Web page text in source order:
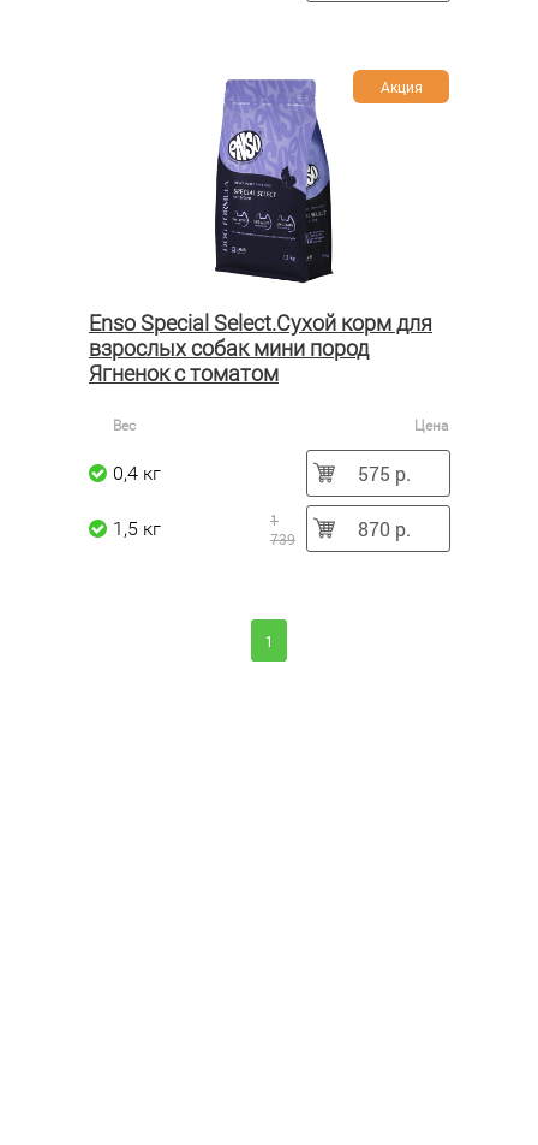
Акция
Enso Special Select.Сухой корм для
взрослых собак мини пород
Ягненок с томатом
Вес Цена
0,4 кг 575 р.
1,5 кг
1
739
870 р.
1